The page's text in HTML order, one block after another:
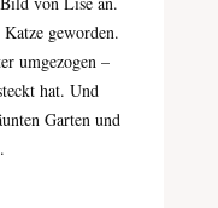
geworden.
umgezogen –
hat. Und
Garten und